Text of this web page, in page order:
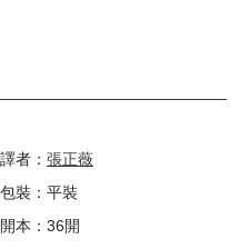
譯者： 張正薇
包裝：平裝
開本：36開